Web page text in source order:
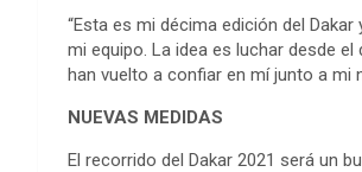
“Esta es mi décima edición del
mi equipo. La idea es luchar desde
han vuelto a confiar en mí junto a mi
NUEVAS MEDIDAS
El recorrido del Dakar 2021 será un